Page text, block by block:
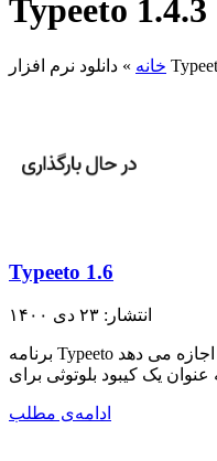
خانه »
Typeeto 1.6
انتشار: ۲۳ دی ۱۴۰۰
برنامه Typeeto یک ابزار بسیار فوق العاده که به شما اجازه می دهد
ادامه‌ی مطلب